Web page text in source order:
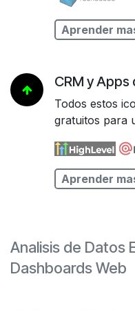
Aprender
CRM y
Todos estos
gratuitos para
Aprender
Analisis de Datos
Dashboards Web